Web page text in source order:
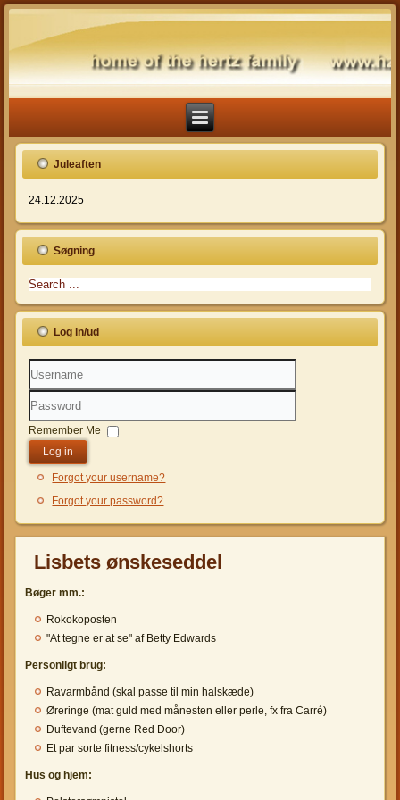
Juleaften
24.12.2025
Søgning
Log in/ud
Username
Password
Remember Me
Log in
Forgot your username?
Forgot your password?
Lisbets ønskeseddel
Bøger mm.:
Rokokoposten
"At tegne er at se" af Betty Edwards
Personligt brug:
Ravarmbånd (skal passe til min halskæde)
Øreringe (mat guld med månesten eller perle, fx fra Carré)
Duftevand (gerne Red Door)
Et par sorte fitness/cykelshorts
Hus og hjem: